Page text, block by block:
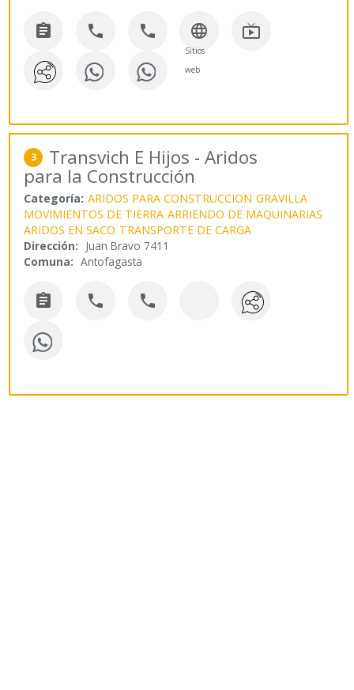
   
Sitios
web

3 Transvich E Hijos - Aridos
para la Construcción
Categoría: ARIDOS PARA CONSTRUCCION GRAVILLA
MOVIMIENTOS DE TIERRA ARRIENDO DE MAQUINARIAS
ARIDOS EN SACO TRANSPORTE DE CARGA
Dirección: Juan Bravo 7411
Comuna: Antofagasta
  